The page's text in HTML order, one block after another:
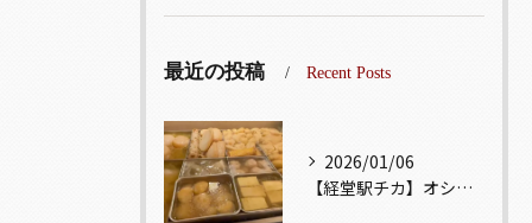
最近の投稿 Recent Posts
2026/01/06
【経堂駅チカ】オシャレ居酒屋🏮出汁が美味しいおでんがオススメ...